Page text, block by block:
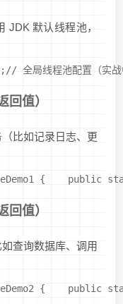
JDK 默认线程池，
局线程池配置（
回值）
比如记录日志、更
{    public
回值）
查询数据库、调用
{    public